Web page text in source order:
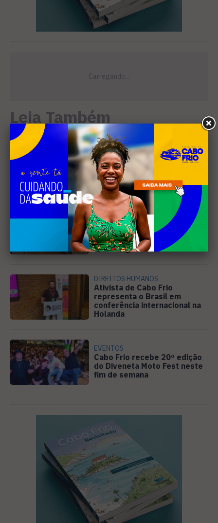
Leia Também
EDUCAÇÃO
Projeto "Interlinhas" lança
concurso de redação para
estudantes do ensino médio
em Cabo Frio
SANEAMENTO
Câmara de Búzios aprova
audiência pública para
discutir atuação e serviços
da Prolagos
DIREITOS HUMANOS
Ativista de Cabo Frio
representa o Brasil em
conferência internacional na
Holanda
EVENTOS
Cabo Frio recebe 20ª edição
do Diveneta Moto Fest neste
fim de semana